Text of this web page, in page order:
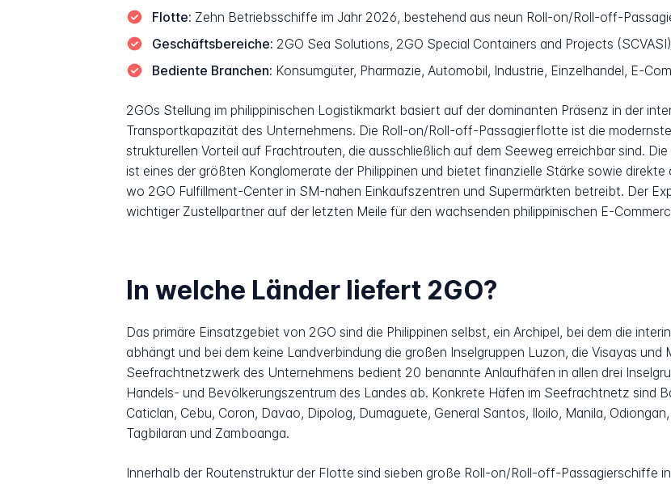
Flotte: Zehn Betriebsschiffe im Jahr 2026, bestehend aus neun Roll-on/Roll-off-
Geschäftsbereiche: 2GO Sea Solutions, 2GO Special Containers and Projects
Bediente Branchen: Konsumgüter, Pharmazie, Automobil, Industrie, Einzelhandel, E-
2GOs Stellung im philippinischen Logistikmarkt basiert auf der dominanten Präsenz in der
Transportkapazität des Unternehmens. Die Roll-on/Roll-off-Passagierflotte ist die
strukturellen Vorteil auf Frachtrouten, die ausschließlich auf dem Seeweg erreichbar sind.
ist eines der größten Konglomerate der Philippinen und bietet finanzielle Stärke sowie
wo 2GO Fulfillment-Center in SM-nahen Einkaufszentren und Supermärkten betreibt. Der
wichtiger Zustellpartner auf der letzten Meile für den wachsenden philippinischen E-
In welche Länder liefert 2GO?
Das primäre Einsatzgebiet von 2GO sind die Philippinen selbst, ein Archipel, bei dem die
abhängt und bei dem keine Landverbindung die großen Inselgruppen Luzon, die Visayas und
Seefrachtnetzwerk des Unternehmens bedient 20 benannte Anlaufhäfen in allen drei
Handels- und Bevölkerungszentrum des Landes ab. Konkrete Häfen im Seefrachtnetz sind
Caticlan, Cebu, Coron, Davao, Dipolog, Dumaguete, General Santos, Iloilo, Manila,
Tagbilaran und Zamboanga.
Innerhalb der Routenstruktur der Flotte sind sieben große Roll-on/Roll-off-Passagierschiffe